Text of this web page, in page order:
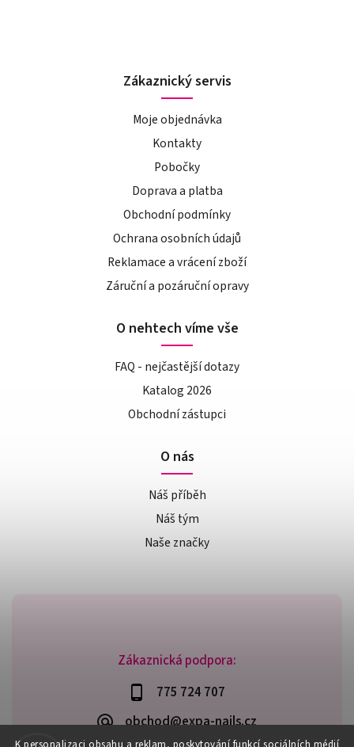
Zákaznická podpora:
775 724 707
obchod@expa-nails.cz
Zákaznický servis
Moje objednávka
Kontakty
Pobočky
Doprava a platba
Obchodní podmínky
Ochrana osobních údajů
Reklamace a vrácení zboží
Záruční a pozáruční opravy
O nehtech víme vše
FAQ - nejčastější dotazy
Katalog 2026
Obchodní zástupci
O nás
Náš příběh
Náš tým
Naše značky